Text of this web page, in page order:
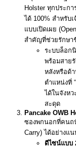
Holster ทุกประก
ได้ 100% สำหรับ
แบบเปิดเผย
สำคัญที่ช่วยรักษ
ระบบล็อก
พร้อมสาย
หลังหรือด้
ตำแหน่งที่
ได้ในจังห
สะดุด
Pancake OWB
ซองพกนอกที่คนถ
Carry) ได้อย่างแ
ดีไซน์แบบ